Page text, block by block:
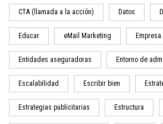
CTA (llamada a la acción) Datos
Educar eMail Marketing Empresa
Entidades aseguradoras Entorno de
Escalabilidad Escribir bien
Estrategias publicitarias Estructura